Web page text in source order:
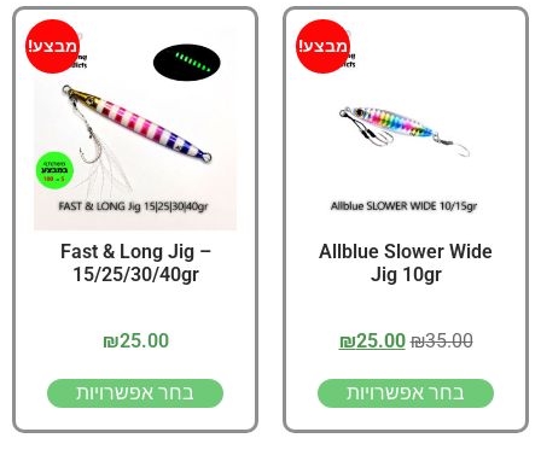
מבצע!
Allblue Slower Wide
Jig 10gr
₪35.00
₪25.00
בחר אפשרויות
מבצע!
Fast & Long Jig –
15/25/30/40gr
₪25.00
בחר אפשרויות